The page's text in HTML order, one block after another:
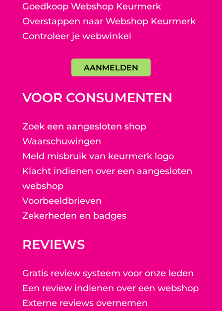
Goedkoop Webshop Keurmerk
Overstappen naar Webshop Keurmerk
Controleer je webwinkel
AANMELDEN
VOOR CONSUMENTEN
Zoek een aangesloten shop
Waarschuwingen
Meld misbruik van keurmerk logo
Klacht indienen over een aangesloten
webshop
Voorbeeldbrieven
Zekerheden en badges
REVIEWS
Gratis review systeem voor onze leden
Een review indienen over een webshop
Externe reviews overnemen